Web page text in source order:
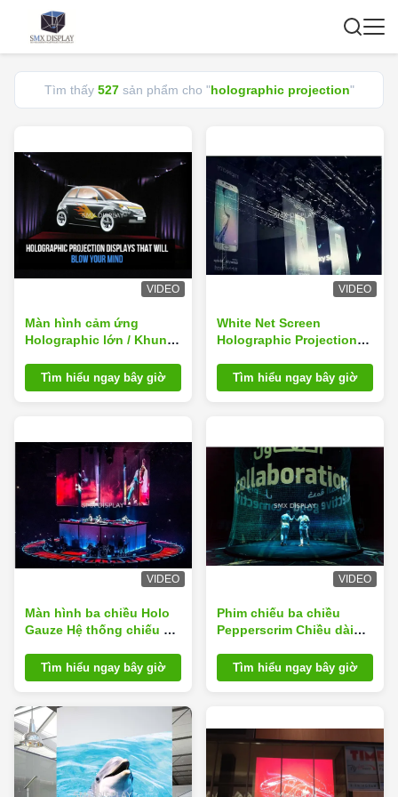
Tìm thấy 527sản phẩm cho "holographic projection"
VIDEO
Màn hình cảm ứng
Holographic lớn / Khung
bày Hình ba chiều
Tìm hiểu ngay bây giờ
VIDEO
White Net Screen
Holographic Projection
Product Launching
Tìm hiểu ngay bây giờ
VIDEO
Màn hình ba chiều Holo
Gauze Hệ thống chiếu ba
Tìm hiểu ngay bây giờ
VIDEO
Phim chiếu ba chiều
Pepperscrim Chiều dài
ngoài trời
Tìm hiểu ngay bây giờ